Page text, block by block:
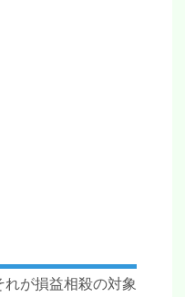
が損益相殺の対象